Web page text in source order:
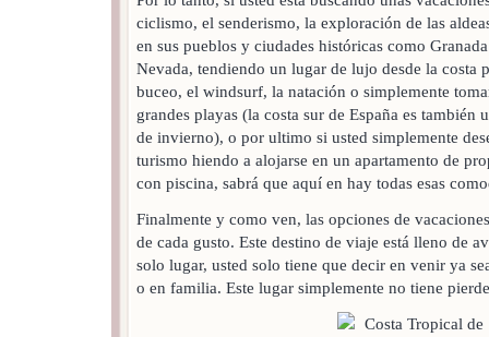
ciclismo, el senderismo, la exploración de las
en sus pueblos y ciudades históricas como
Nevada, tendiendo un lugar de lujo desde la costa
buceo, el windsurf, la natación o simplemente
grandes playas (la costa sur de España es también
de invierno), o por ultimo si usted simplemente
turismo hiendo a alojarse en un apartamento de
con piscina, sabrá que aquí en hay todas esas
Finalmente y como ven, las opciones de
de cada gusto. Este destino de viaje está lleno de
solo lugar, usted solo tiene que decir en venir ya
o en familia. Este lugar simplemente no tiene